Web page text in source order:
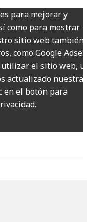
para mejorar y
como para mostrar
sitio web también
como Google
utilizar el sitio web,
actualizado nuestra
en el botón para